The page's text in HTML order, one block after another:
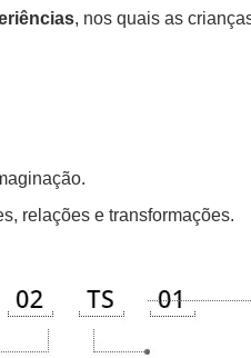
, nos quais as
relações e transformações.